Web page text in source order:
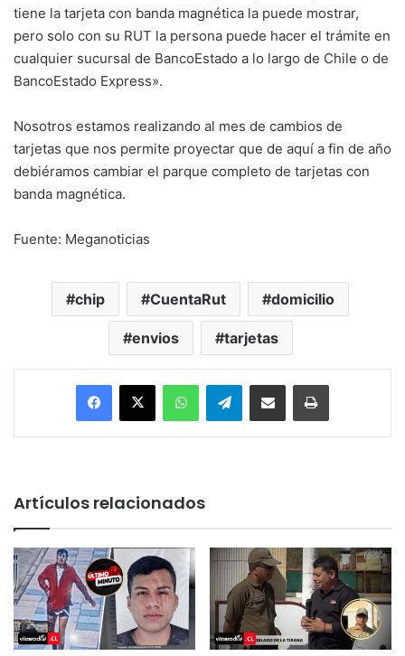
tiene la tarjeta con banda magnética la puede mostrar,
pero solo con su RUT la persona puede hacer el trámite en
cualquier sucursal de BancoEstado a lo largo de Chile o de
BancoEstado Express».
Nosotros estamos realizando al mes de cambios de
tarjetas que nos permite proyectar que de aquí a fin de año
debiéramos cambiar el parque completo de tarjetas con
banda magnética.
Fuente: Meganoticias
chip CuentaRut domicilio
envios tarjetas
Facebook
X WhatsAppTelegramEnviar vía email Imprimir
Artículos relacionados